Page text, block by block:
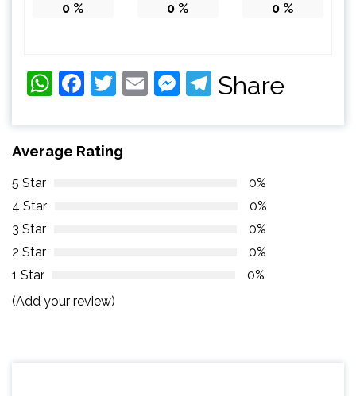
0 % 0 % 0 %
WhatsApp
Facebook
Twitter
EmailMessenger
Telegram
Share
Average Rating
5 Star
0%
4 Star
0%
3 Star
0%
2 Star
0%
1 Star
0%
(Add your review)